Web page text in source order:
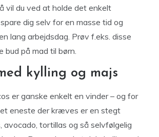
vil du ved at holde det enkelt
dig selv for en masse tid og
lang arbejdsdag. Prøv f.eks. disse
bud på mad til børn.
kylling og majs
er ganske enkelt en vinder – og for
eneste der kræves er en stegt
avocado, tortillas og så selvfølgelig